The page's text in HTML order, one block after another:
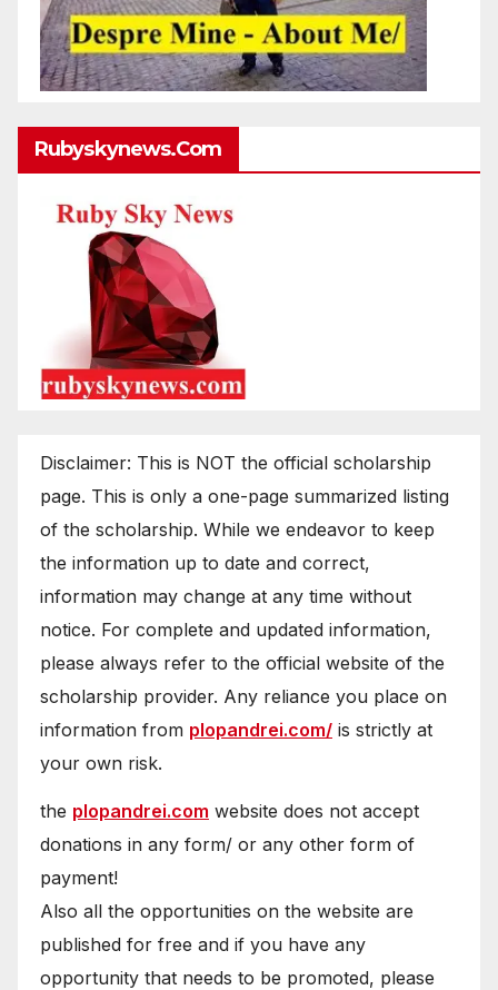
Rubyskynews.com
Disclaimer: This is NOT the official scholarship
page. This is only a one-page summarized listing
of the scholarship. While we endeavor to keep
the information up to date and correct,
information may change at any time without
notice. For complete and updated information,
please always refer to the official website of the
scholarship provider. Any reliance you place on
information from plopandrei.com/ is strictly at
your own risk.
the plopandrei.com website does not accept
donations in any form/ or any other form of
payment!
Also all the opportunities on the website are
published for free and if you have any
opportunity that needs to be promoted, please